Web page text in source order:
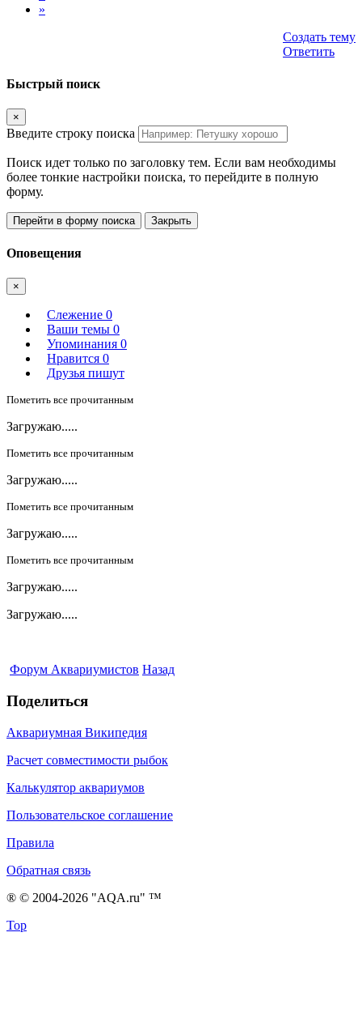
»
Создать тему
Ответить
Быстрый поиск
×
Введите строку поиска
Поиск идет только по заголовку тем. Если вам необходимы
более тонкие настройки поиска, то перейдите в полную
форму.
Перейти в форму поиска Закрыть
Оповещения
×
Слежение 0
Ваши темы 0
Упоминания 0
Нравится 0
Друзья пишут
Пометить все прочитанным
Загружаю.....
Пометить все прочитанным
Загружаю.....
Пометить все прочитанным
Загружаю.....
Пометить все прочитанным
Загружаю.....
Загружаю.....
Форум Аквариумистов Назад
Поделиться
Аквариумная Википедия
Расчет совместимости рыбок
Калькулятор аквариумов
Пользовательское соглашение
Правила
Обратная связь
® © 2004-2026 "AQA.ru" ™
Top